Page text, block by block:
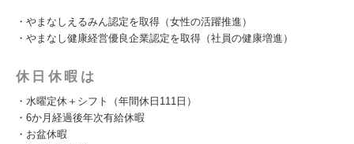
・やまなしえるみん認定を取得（女性の活躍推進）
・やまなし健康経営優良企業認定を取得（社員の健康増進）
休日休暇は
・水曜定休＋シフト（年間休日111日）
・6か月経過後年次有給休暇
・お盆休暇